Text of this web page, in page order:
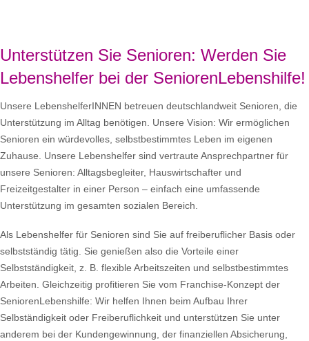
Unterstützen Sie Senioren: Werden Sie
Lebenshelfer bei der SeniorenLebenshilfe!
Unsere LebenshelferINNEN betreuen deutschlandweit Senioren, die
Unterstützung im Alltag benötigen. Unsere Vision: Wir ermöglichen
Senioren ein würdevolles, selbstbestimmtes Leben im eigenen
Zuhause. Unsere Lebenshelfer sind vertraute Ansprechpartner für
unsere Senioren: Alltagsbegleiter, Hauswirtschafter und
Freizeitgestalter in einer Person – einfach eine umfassende
Unterstützung im gesamten sozialen Bereich.
Als Lebenshelfer für Senioren sind Sie auf freiberuflicher Basis oder
selbstständig tätig. Sie genießen also die Vorteile einer
Selbstständigkeit, z. B. flexible Arbeitszeiten und selbstbestimmtes
Arbeiten. Gleichzeitig profitieren Sie vom Franchise-Konzept der
SeniorenLebenshilfe: Wir helfen Ihnen beim Aufbau Ihrer
Selbständigkeit oder Freiberuflichkeit und unterstützen Sie unter
anderem bei der Kundengewinnung, der finanziellen Absicherung,